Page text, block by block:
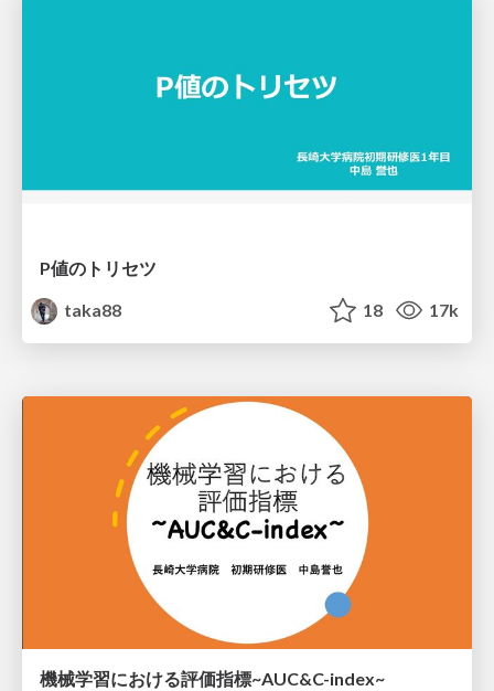
P値のトリセツ
taka88
18 17k
機械学習における評価指標~AUC&C-index~